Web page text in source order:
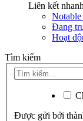
Liên kết
Notable
Đang
Hoạt
Tìm kiếm
Được gửi bởi